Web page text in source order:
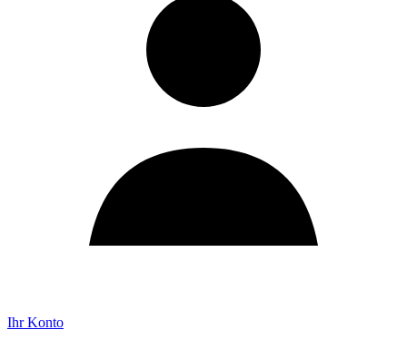
Ihr Konto